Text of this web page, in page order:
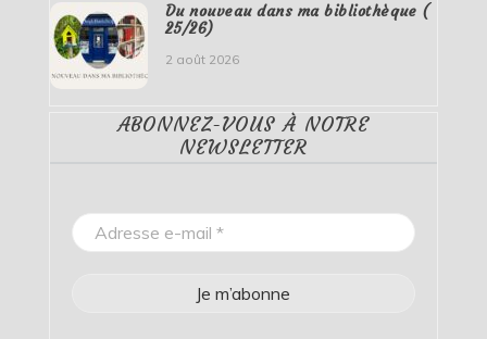
Du nouveau dans ma bibliothèque (
25/26)
2 août 2026
ABONNEZ-VOUS À NOTRE
NEWSLETTER